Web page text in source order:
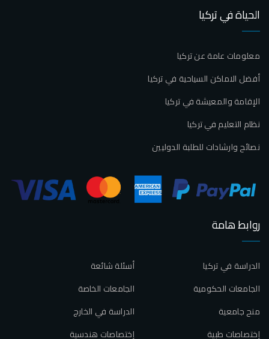
الحياة في تركيا
معلومات عامة عن تركيا
أفضل الاماكن السياحية في تركيا
الإقامة والمعيشة في تركيا
نظام التعليم في تركيا
نصائح وارشادات للطلبة الدوليين
روابط هامة
أسئلة شائعة
الدراسة في تركيا
الجامعات الخاصة
الجامعات الحكومية
الدراسة في الخارج
منح جامعية
إختصاصات هندسية
إختصاصات طبية